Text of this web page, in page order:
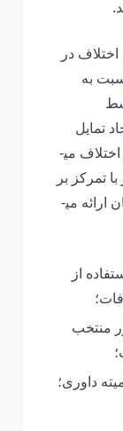
در
به
تمایل
عمومی نسبت به این روش حل و فصل اختلاف می­
تمرکز بر
بازارهای مالی خدمات ذیل را به مشتریان ارائه می­
از
منتخب
داوری؛